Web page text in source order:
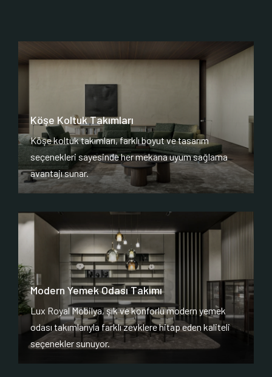
Köşe Koltuk Takımları
Köşe koltuk takımları, farklı boyut ve tasarım
seçenekleri sayesinde her mekana uyum sağlama
avantajı sunar.
Modern Yemek Odası Takımı
Lux Royal Mobilya, şık ve konforlu modern yemek
odası takımlarıyla farklı zevklere hitap eden kaliteli
seçenekler sunuyor.